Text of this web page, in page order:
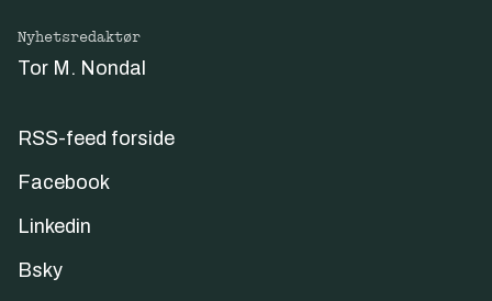
Nyhetsredaktør
Tor M. Nondal
RSS-feed forside
Facebook
Linkedin
Bsky